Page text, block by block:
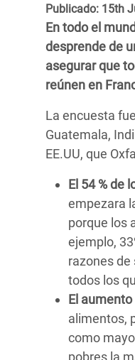
Conflictos
Servicios
Inequality
Digital Age
Gender,
se Oculta
¡Basta!
mujeres y
ayuda
a
la
Publicado: 15th
En todo el
desprende de
asegurar que
reúnen en
La encuesta
Guatemala,
EE.UU, que
El 54 % de
empezara
porque los
ejemplo,
razones de
todos los
El
alimentos,
como
pobres la